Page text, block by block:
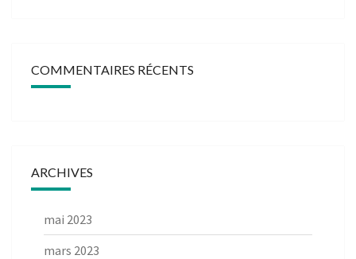
COMMENTAIRES RÉCENTS
ARCHIVES
mai 2023
mars 2023